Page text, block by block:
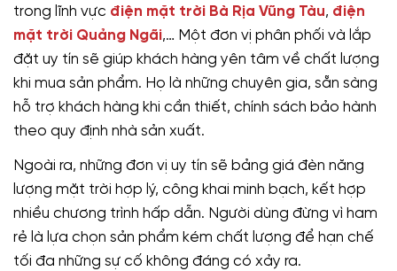
trong lĩnh vực điện mặt trời Bà Rịa Vũng Tàu, điện
mặt trời Quảng Ngãi,… Một đơn vị phân phối và lắp
đặt uy tín sẽ giúp khách hàng yên tâm về chất lượng
khi mua sản phẩm. Họ là những chuyên gia, sẵn sàng
hỗ trợ khách hàng khi cần thiết, chính sách bảo hành
theo quy định nhà sản xuất.
Ngoài ra, những đơn vị uy tín sẽ bảng giá đèn năng
lượng mặt trời hợp lý, công khai minh bạch, kết hợp
nhiều chương trình hấp dẫn. Người dùng đừng vì ham
rẻ là lựa chọn sản phẩm kém chất lượng để hạn chế
tối đa những sự cố không đáng có xảy ra.